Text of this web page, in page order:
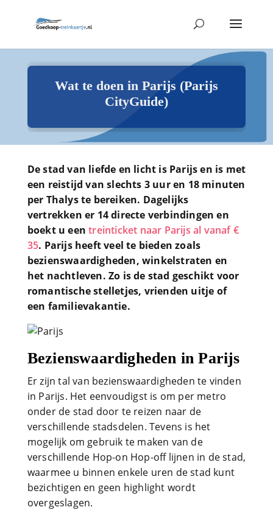
Wat te doen in Parijs (Parijs
CityGuide)
De stad van liefde en licht is Parijs en is met
een reistijd van slechts 3 uur en 18 minuten
per Thalys te bereiken. Dagelijks
vertrekken er 14 directe verbindingen en
boekt u eentreinticket naar Parijs al vanaf €
35. Parijs heeft veel te bieden zoals
bezienswaardigheden, winkelstraten en
het nachtleven. Zo is de stad geschikt voor
romantische stelletjes, vrienden uitje of
een familievakantie.
Bezienswaardigheden in Parijs
Er zijn tal van bezienswaardigheden te vinden
in Parijs. Het eenvoudigst is om per metro
onder de stad door te reizen naar de
verschillende stadsdelen. Tevens is het
mogelijk om gebruik te maken van de
verschillende Hop-on Hop-off lijnen in de stad,
waarmee u binnen enkele uren de stad kunt
bezichtigen en geen highlight wordt
overgeslagen.